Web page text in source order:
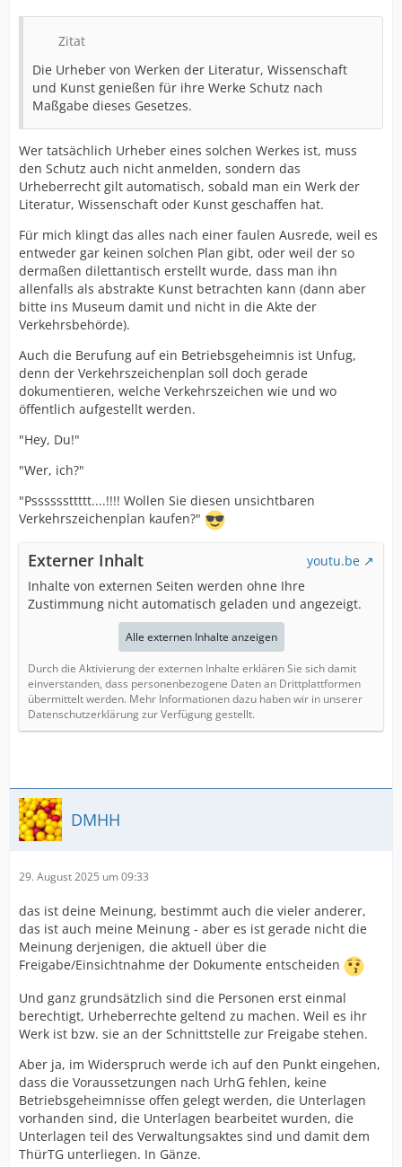
Zitat
Die Urheber von Werken der Literatur, Wissenschaft
und Kunst genießen für ihre Werke Schutz nach
Maßgabe dieses Gesetzes.
Wer tatsächlich Urheber eines solchen Werkes ist, muss
den Schutz auch nicht anmelden, sondern das
Urheberrecht gilt automatisch, sobald man ein Werk der
Literatur, Wissenschaft oder Kunst geschaffen hat.
Für mich klingt das alles nach einer faulen Ausrede, weil es
entweder gar keinen solchen Plan gibt, oder weil der so
dermaßen dilettantisch erstellt wurde, dass man ihn
allenfalls als abstrakte Kunst betrachten kann (dann aber
bitte ins Museum damit und nicht in die Akte der
Verkehrsbehörde).
Auch die Berufung auf ein Betriebsgeheimnis ist Unfug,
denn der Verkehrszeichenplan soll doch gerade
dokumentieren, welche Verkehrszeichen wie und wo
öffentlich aufgestellt werden.
"Hey, Du!"
"Wer, ich?"
"Pssssssttttt....!!!! Wollen Sie diesen unsichtbaren
Verkehrszeichenplan kaufen?"
Externer Inhalt
youtu.be
Inhalte von externen Seiten werden ohne Ihre
Zustimmung nicht automatisch geladen und angezeigt.
Alle externen Inhalte anzeigen
Durch die Aktivierung der externen Inhalte erklären Sie sich damit
einverstanden, dass personenbezogene Daten an Drittplattformen
übermittelt werden. Mehr Informationen dazu haben wir in unserer
Datenschutzerklärung zur Verfügung gestellt.
DMHH
29. August 2025 um 09:33
das ist deine Meinung, bestimmt auch die vieler anderer,
das ist auch meine Meinung - aber es ist gerade nicht die
Meinung derjenigen, die aktuell über die
Freigabe/Einsichtnahme der Dokumente entscheiden
Und ganz grundsätzlich sind die Personen erst einmal
berechtigt, Urheberrechte geltend zu machen. Weil es ihr
Werk ist bzw. sie an der Schnittstelle zur Freigabe stehen.
Aber ja, im Widerspruch werde ich auf den Punkt eingehen,
dass die Voraussetzungen nach UrhG fehlen, keine
Betriebsgeheimnisse offen gelegt werden, die Unterlagen
vorhanden sind, die Unterlagen bearbeitet wurden, die
Unterlagen teil des Verwaltungsaktes sind und damit dem
ThürTG unterliegen. In Gänze.